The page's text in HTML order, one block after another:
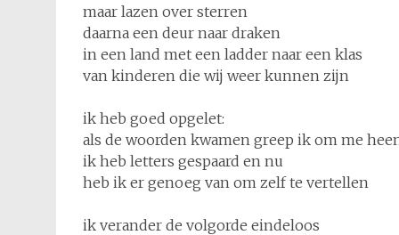
maar lazen over sterren
daarna een deur naar draken
in een land met een ladder naar een klas
van kinderen die wij weer kunnen zijn
ik heb goed opgelet:
als de woorden kwamen greep ik om me
ik heb letters gespaard en nu
heb ik er genoeg van om zelf te vertellen
ik verander de volgorde eindeloos